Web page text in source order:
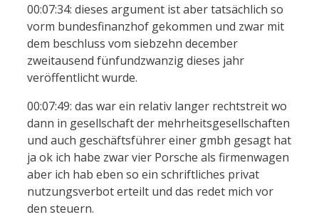
00:07:34: dieses argument ist aber tatsächlich so
vorm bundesfinanzhof gekommen und zwar mit
dem beschluss vom siebzehn december
zweitausend fünfundzwanzig dieses jahr
veröffentlicht wurde.
00:07:49: das war ein relativ langer rechtstreit wo
dann in gesellschaft der mehrheitsgesellschaften
und auch geschäftsführer einer gmbh gesagt hat
ja ok ich habe zwar vier Porsche als firmenwagen
aber ich hab eben so ein schriftliches privat
nutzungsverbot erteilt und das redet mich vor
den steuern.